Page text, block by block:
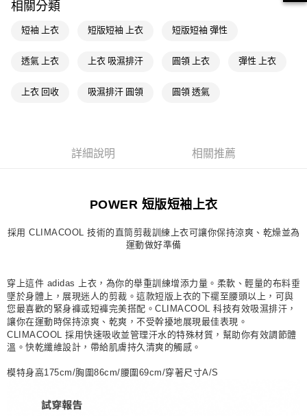
付款後全家取貨
每筆NT$80，滿NT$1,500(含以上)免運費
萊爾富取貨付款
每筆NT$80，滿NT$1,500(含以上)免運費
宅配
付款後門市自取
每筆NT$80，滿NT$1,500(含以上)免運費
相關分類
短袖 上衣 短版短袖 上衣 短版短袖 彈性
透氣 上衣 上衣 吸濕排汗 圓領 上衣 彈性 上衣
上衣 回收 吸濕排汗 圓領 圓領 透氣
詳細說明 相關推薦
POWER 短版短袖上衣
採用 CLIMACOOL 技術的直筒剪裁訓練上衣可讓你保持涼爽、乾燥並為
運動做好準備
穿上這件 adidas 上衣，為你的舉重訓練增添力量。柔軟、輕量的布料垂
墜於身體上，展現迷人的剪裁。這款短版上衣的下襬至腰頭以上，可與
您最喜歡的緊身褲或短褲完美搭配。CLIMACOOL 科技有效吸濕排汗，
讓你在運動時保持涼爽、乾爽，不受幹擾地展現最佳表現。
CLIMACOOL 採用快速吸收並管理汗水的特殊材質，幫助你有效調節體
溫。快乾纖維設計，帶給肌膚持久清爽的觸感。
模特身高175cm/胸圍86cm/腰圍69cm/穿著尺寸A/S